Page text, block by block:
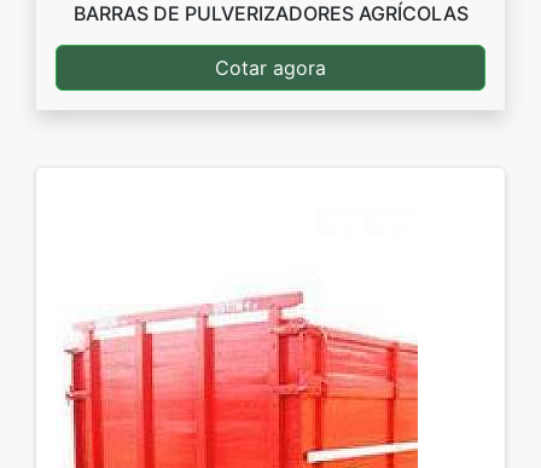
BARRAS DE PULVERIZADORES AGRÍCOLAS
Cotar agora